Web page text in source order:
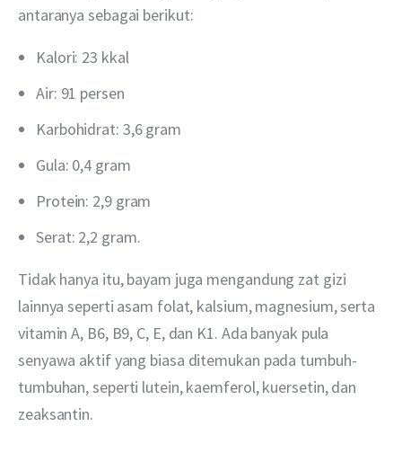
antaranya sebagai berikut:
Kalori: 23 kkal
Air: 91 persen
Karbohidrat: 3,6 gram
Gula: 0,4 gram
Protein: 2,9 gram
Serat: 2,2 gram.
Tidak hanya itu, bayam juga mengandung zat gizi
lainnya seperti asam folat, kalsium, magnesium, serta
vitamin A, B6, B9, C, E, dan K1. Ada banyak pula
senyawa aktif yang biasa ditemukan pada tumbuh-
tumbuhan, seperti lutein, kaemferol, kuersetin, dan
zeaksantin.